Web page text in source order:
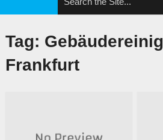
Tag:
Frankfurt